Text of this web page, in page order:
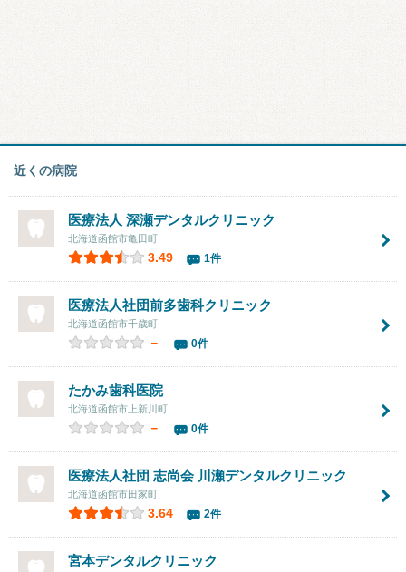
近くの病院
医療法人 深瀬デンタルクリニック
北海道函館市亀田町
3.49 1件
医療法人社団前多歯科クリニック
北海道函館市千歳町
－ 0件
たかみ歯科医院
北海道函館市上新川町
－ 0件
医療法人社団 志尚会 川瀬デンタルクリニック
北海道函館市田家町
3.64 2件
宮本デンタルクリニック